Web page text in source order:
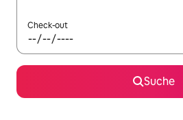
Check-out
Suche